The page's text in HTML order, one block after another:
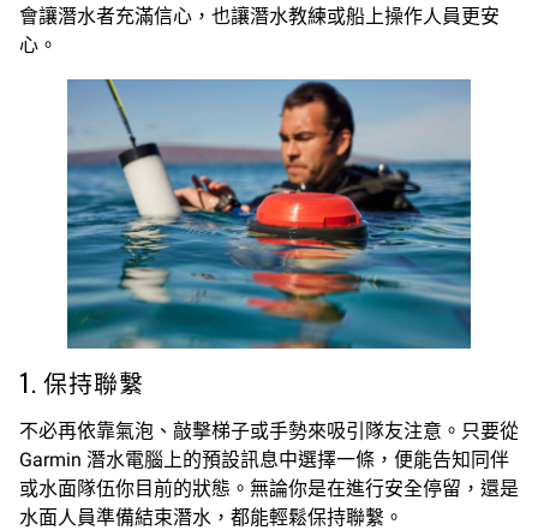
會讓潛水者充滿信心，也讓潛水教練或船上操作人員更安
心。
1. 保持聯繫
不必再依靠氣泡、敲擊梯子或手勢來吸引隊友注意。只要從
Garmin 潛水電腦上的預設訊息中選擇一條，便能告知同伴
或水面隊伍你目前的狀態。無論你是在進行安全停留，還是
水面人員準備結束潛水，都能輕鬆保持聯繫。